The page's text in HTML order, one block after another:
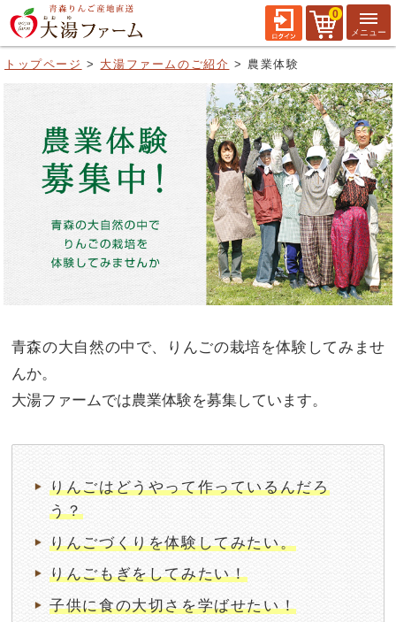
0
トップページ 大湯ファームのご紹介 農業体験
青森の大自然の中で、りんごの栽培を体験してみませ
んか。
大湯ファームでは農業体験を募集しています。
りんごはどうやって作っているんだろ
う？
りんごづくりを体験してみたい。
りんごもぎをしてみたい！
子供に食の大切さを学ばせたい！